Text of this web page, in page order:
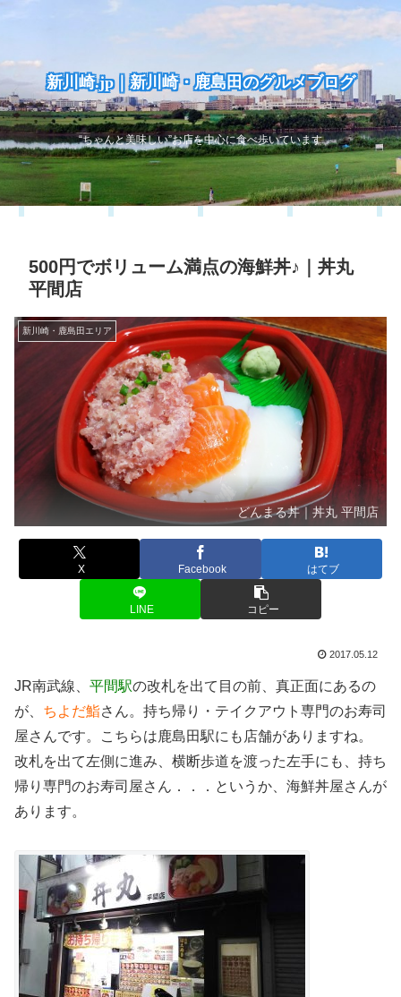
新川崎.jp｜新川崎・鹿島田のグルメブログ
“ちゃんと美味しい”お店を中心に食べ歩いています
500円でボリューム満点の海鮮丼♪｜丼丸
平間店
新川崎・鹿島田エリア
どんまる丼｜丼丸 平間店
X Facebook はてブ
LINE コピー
2017.05.12
JR南武線、 平間駅の改札を出て目の前、真正面にあるの
が、 ちよだ鮨さん。持ち帰り・テイクアウト専門のお寿司
屋さんです。こちらは鹿島田駅にも店舗がありますね。
改札を出て左側に進み、横断歩道を渡った左手にも、持ち
帰り専門のお寿司屋さん．．．というか、海鮮丼屋さんが
あります。